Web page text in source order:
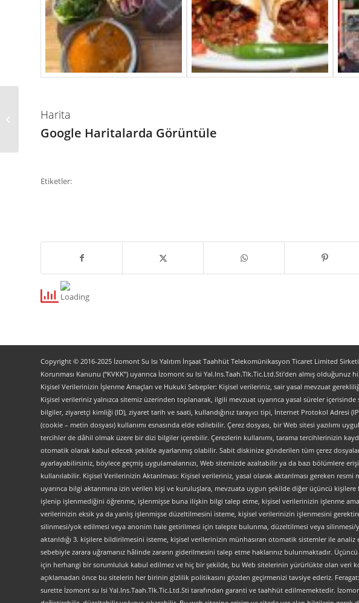
Harita
Google Haritalarda Görüntüle
Etiketler:
Copyright © 2016-2025 İzomont Su Isı Yalıtım İnşaat Taahhüt Telekomünikasyon Ticaret Limited Sirketi
Korunması Kanunu (“KVKK”) uyarınca İzomont su Isi Yal.Ins.Taah.Tlk.Tic.Ltd.Sti’den almış
Kişisel Verilerinizin İşlenme Amaçları ve Hukuki Sebepler: Kişisel verileriniz, sair yasal mevzuat
Kişisel verileriniz yalnızca sitemiz üzerinden toplanarak, ilgili mevzuat uyarınca yasal süreler
bilgiler, ziyaretçi kimliği (ID), ziyaret tarih ve saati, kullandığınız tarayıcı tipi, İnternet Protokol
(cookie – metin dosyası) kullanımı esnasında elde edilebilir. Çerez dosyası, bir Web sitesi yazılımı
tercihler de dâhil olmak üzere bir dizi bilgiler içerebilir. Çerezlerin kullanımı, tarama tercihlerinizin
otomatik olarak kabul edecek şekilde ayarlanmış olabilir. Sabit diskinize gönderilen tüm çerez
ayarlayabilirsiniz, böylece geçmiş uygulamalarınızı, Web sitemizde azaltabilir ya da bazı bölümlere
kullanılabilir. Kişisel Verilerinizin Aktarılması: Kişisel verileriniz, yasal olarak aktarılması gereken
uyarınca bilgi aktarımına izin verilen kişi ve kuruluşlara, mevzuata uygun şekilde diğer üçüncü kişilere
işlenip işlenmediğini öğrenme, işlenmişse buna ilişkin bilgi talep etme, kişisel verilerinizin işlenme
verilerinizin eksik ya da yanlış işlenmişse düzeltilmesini isteme, kişisel verilerinizin işlenmesini
silinmesi/yok edilmesi veya anonim hale getirilmesi için talepte bulunma, düzeltilmesi veya
aktarıldığı 3. kişilere bildirilmesini isteme, kişisel verilerinizin münhasıran otomatik sistemler ile
sebebiyle zarara uğramanız hâlinde zararın giderilmesini talep etme haklarınız bulunmaktadır.
için herhangi bir sorumluluk kabul edilmez ve hiç bir şekilde, bu Web sitelerinin yürürlükte olan veri
açıklamadan önce bu sitelerin her birinin gizlilik politikasını gözden geçirmenizi tavsiye ederiz.
surette İzomont su Isi Yal.Ins.Taah.Tlk.Tic.Ltd.Sti tarafından garanti ve taahhüt edilmemektedir.
ÜNVER ELEKTRONİK